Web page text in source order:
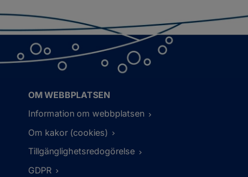
OM WEBBPLATSEN
Information om webbplatsen
Om kakor (cookies)
Tillgänglighetsredogörelse
GDPR